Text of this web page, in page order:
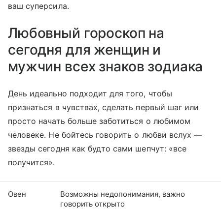
ваш суперсила.
Любовный гороскоп на
сегодня для женщин и
мужчин всех знаков зодиака
День идеально подходит для того, чтобы
признаться в чувствах, сделать первый шаг или
просто начать больше заботиться о любимом
человеке. Не бойтесь говорить о любви вслух —
звезды сегодня как будто сами шепчут: «все
получится».
Овен
Возможны недопонимания, важно
говорить открыто